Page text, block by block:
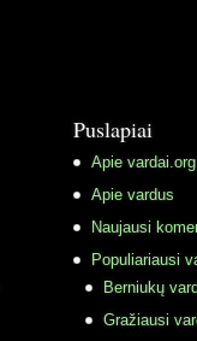
Puslapiai
Apie vardai.org
Apie vardus
Naujausi
Populiariausi
Berniukų
Gražiausi